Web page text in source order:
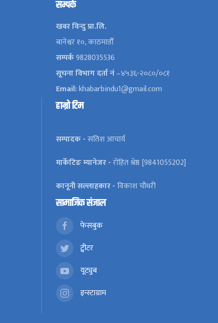
सम्पर्क
खबर विन्दु प्रा.लि.
बानेश्वर १०, काठमाडौँ
सम्पर्क9828035536
सूचना विभाग दर्ता नं–४५३६-२०८०/०८१
Email:khabarbindu1@gmail.com
हाम्रो टिम
सम्पादक -सतिश आचार्य
मार्केटिङ म्यानेजर -रोहित श्रेष्ठ [9841055202]
कानूनी सल्लाहकार -विकाश चौधरी
सामाजिक संजाल
फेसबुक
ट्वीटर
यूट्युब
इन्स्टाग्राम